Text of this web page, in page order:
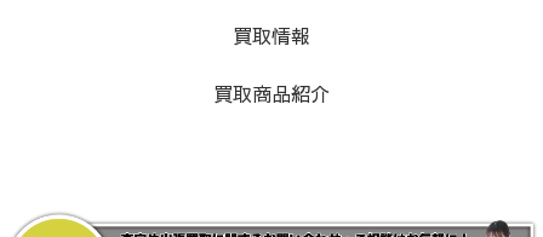
買取情報
買取商品紹介